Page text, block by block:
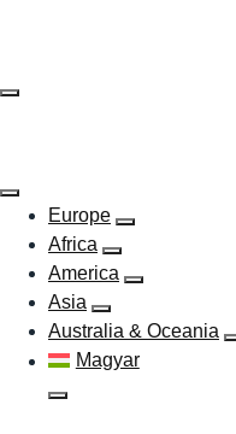
Europe
Africa
America
Asia
Australia & Oceania
Magyar